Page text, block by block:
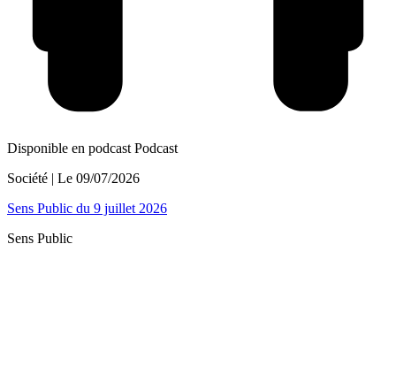
Disponible en podcast Podcast
Société | Le 09/07/2026
Sens Public du 9 juillet 2026
Sens Public